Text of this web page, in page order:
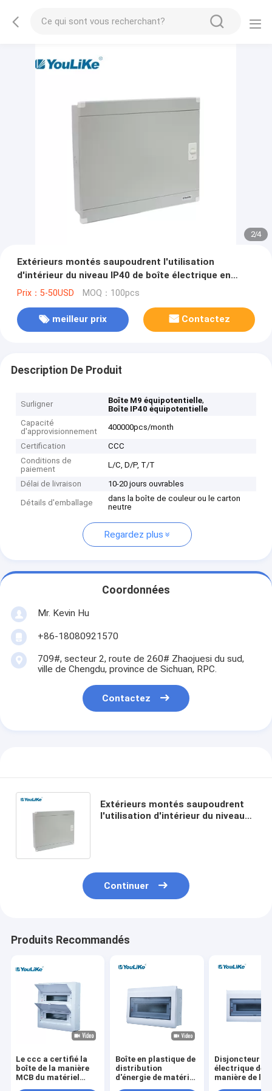
2/4
Extérieurs montés saupoudrent l'utilisation
d'intérieur du niveau IP40 de boîte électrique en
acier enduite en métal
Prix：5-50USD MOQ：100pcs
meilleur prix Contactez
Description De Produit
Surligner Boîte M9 équipotentielle,
Boîte IP40 équipotentielle
Capacité
d'approvisionnement
400000pcs/month
Certification
CCC
Conditions de
paiement
L/C, D/P, T/T
Délai de livraison 10-20 jours ouvrables
Détails d'emballage
dans la boîte de couleur ou le carton
neutre
Regardez plus
Coordonnées
Mr. Kevin Hu
+86-18080921570
709#, secteur 2, route de 260# Zhaojuesi du sud,
ville de Chengdu, province de Sichuan, RPC.
Contactez
Extérieurs montés saupoudrent
l'utilisation d'intérieur du niveau
Continuer
Produits Recommandés
Le ccc a certifié la
boîte de la manière
MCB du matériel
Boîte en plastique de
distribution
d'énergie de matériel
Disjoncteur
électrique de
manière de la